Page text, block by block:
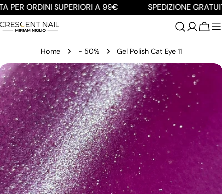
Salta
contenuto
PER ORDINI SUPERIORI A 99€ SPEDIZIONE
Home - 50% Gel Polish Cat Eye 11
Passa
alle
informazioni
sul
prodotto
supporto 0 in modalità modale